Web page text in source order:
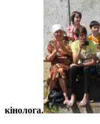
кінолога.